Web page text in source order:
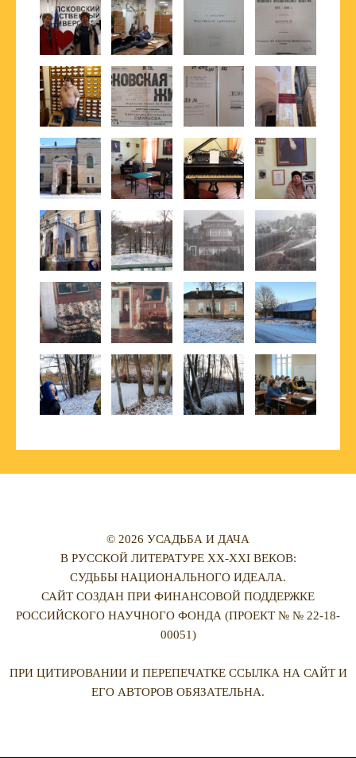
© 2026 УСАДЬБА И ДАЧА
В РУССКОЙ ЛИТЕРАТУРЕ XX-XXI ВЕКОВ:
СУДЬБЫ НАЦИОНАЛЬНОГО ИДЕАЛА.
САЙТ СОЗДАН ПРИ ФИНАНСОВОЙ ПОДДЕРЖКЕ
РОССИЙСКОГО НАУЧНОГО ФОНДА (ПРОЕКТ № № 22-18-
00051)
ПРИ ЦИТИРОВАНИИ И ПЕРЕПЕЧАТКЕ ССЫЛКА НА САЙТ И
ЕГО АВТОРОВ ОБЯЗАТЕЛЬНА.